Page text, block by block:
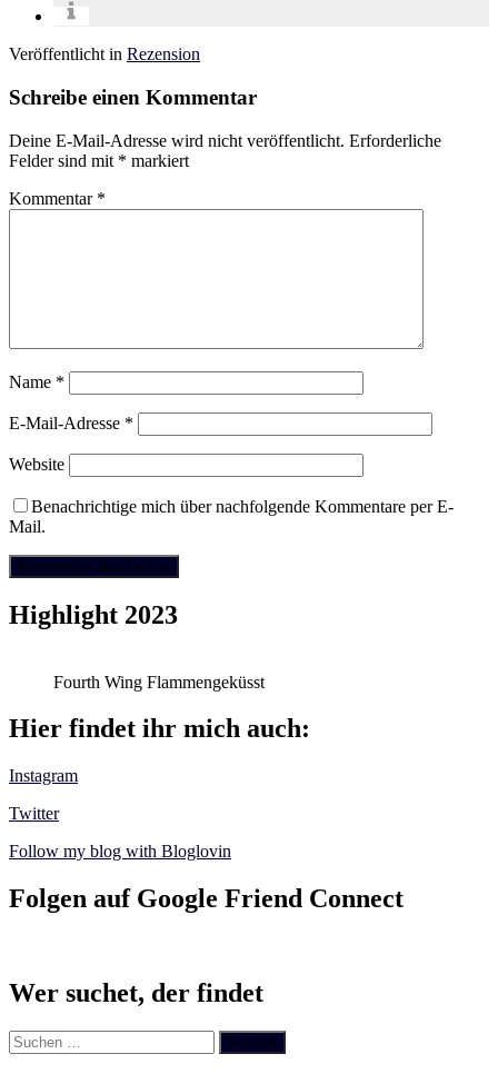
Veröffentlicht in Rezension
Schreibe einen Kommentar
Deine E-Mail-Adresse wird nicht veröffentlicht. Erforderliche
Felder sind mit * markiert
Kommentar *
Name *
E-Mail-Adresse *
Website
Benachrichtige mich über nachfolgende Kommentare per E-
Mail.
Highlight 2023
Fourth Wing Flammengeküsst
Hier findet ihr mich auch:
Instagram
Twitter
Follow my blog with Bloglovin
Folgen auf Google Friend Connect
Wer suchet, der findet
Suchen
nach: